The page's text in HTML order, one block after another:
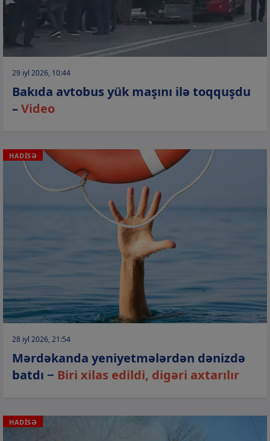
29 iyl 2026, 10:44
Bakıda avtobus yük maşını ilə toqquşdu
–Video
HADİSƏ
28 iyl 2026, 21:54
Mərdəkanda yeniyetmələrdən dənizdə
batdı − Biri xilas edildi, digəri axtarılır
HADİSƏ